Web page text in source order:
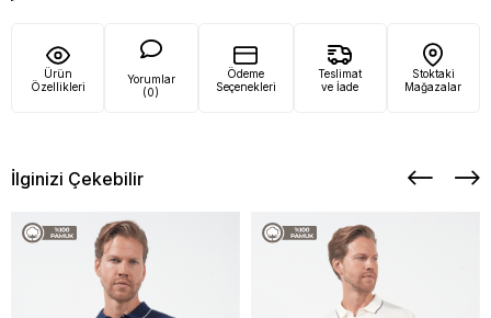
Ürün
Özellikleri
Yorumlar
(0)
Ödeme
Seçenekleri
Teslimat
ve İade
Stoktaki
Mağazalar
İlginizi Çekebilir